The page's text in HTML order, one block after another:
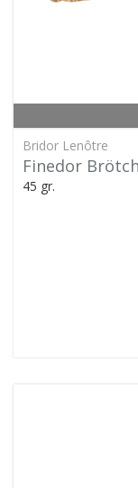
Bridor Lenôtre
Finedor
45 gr.